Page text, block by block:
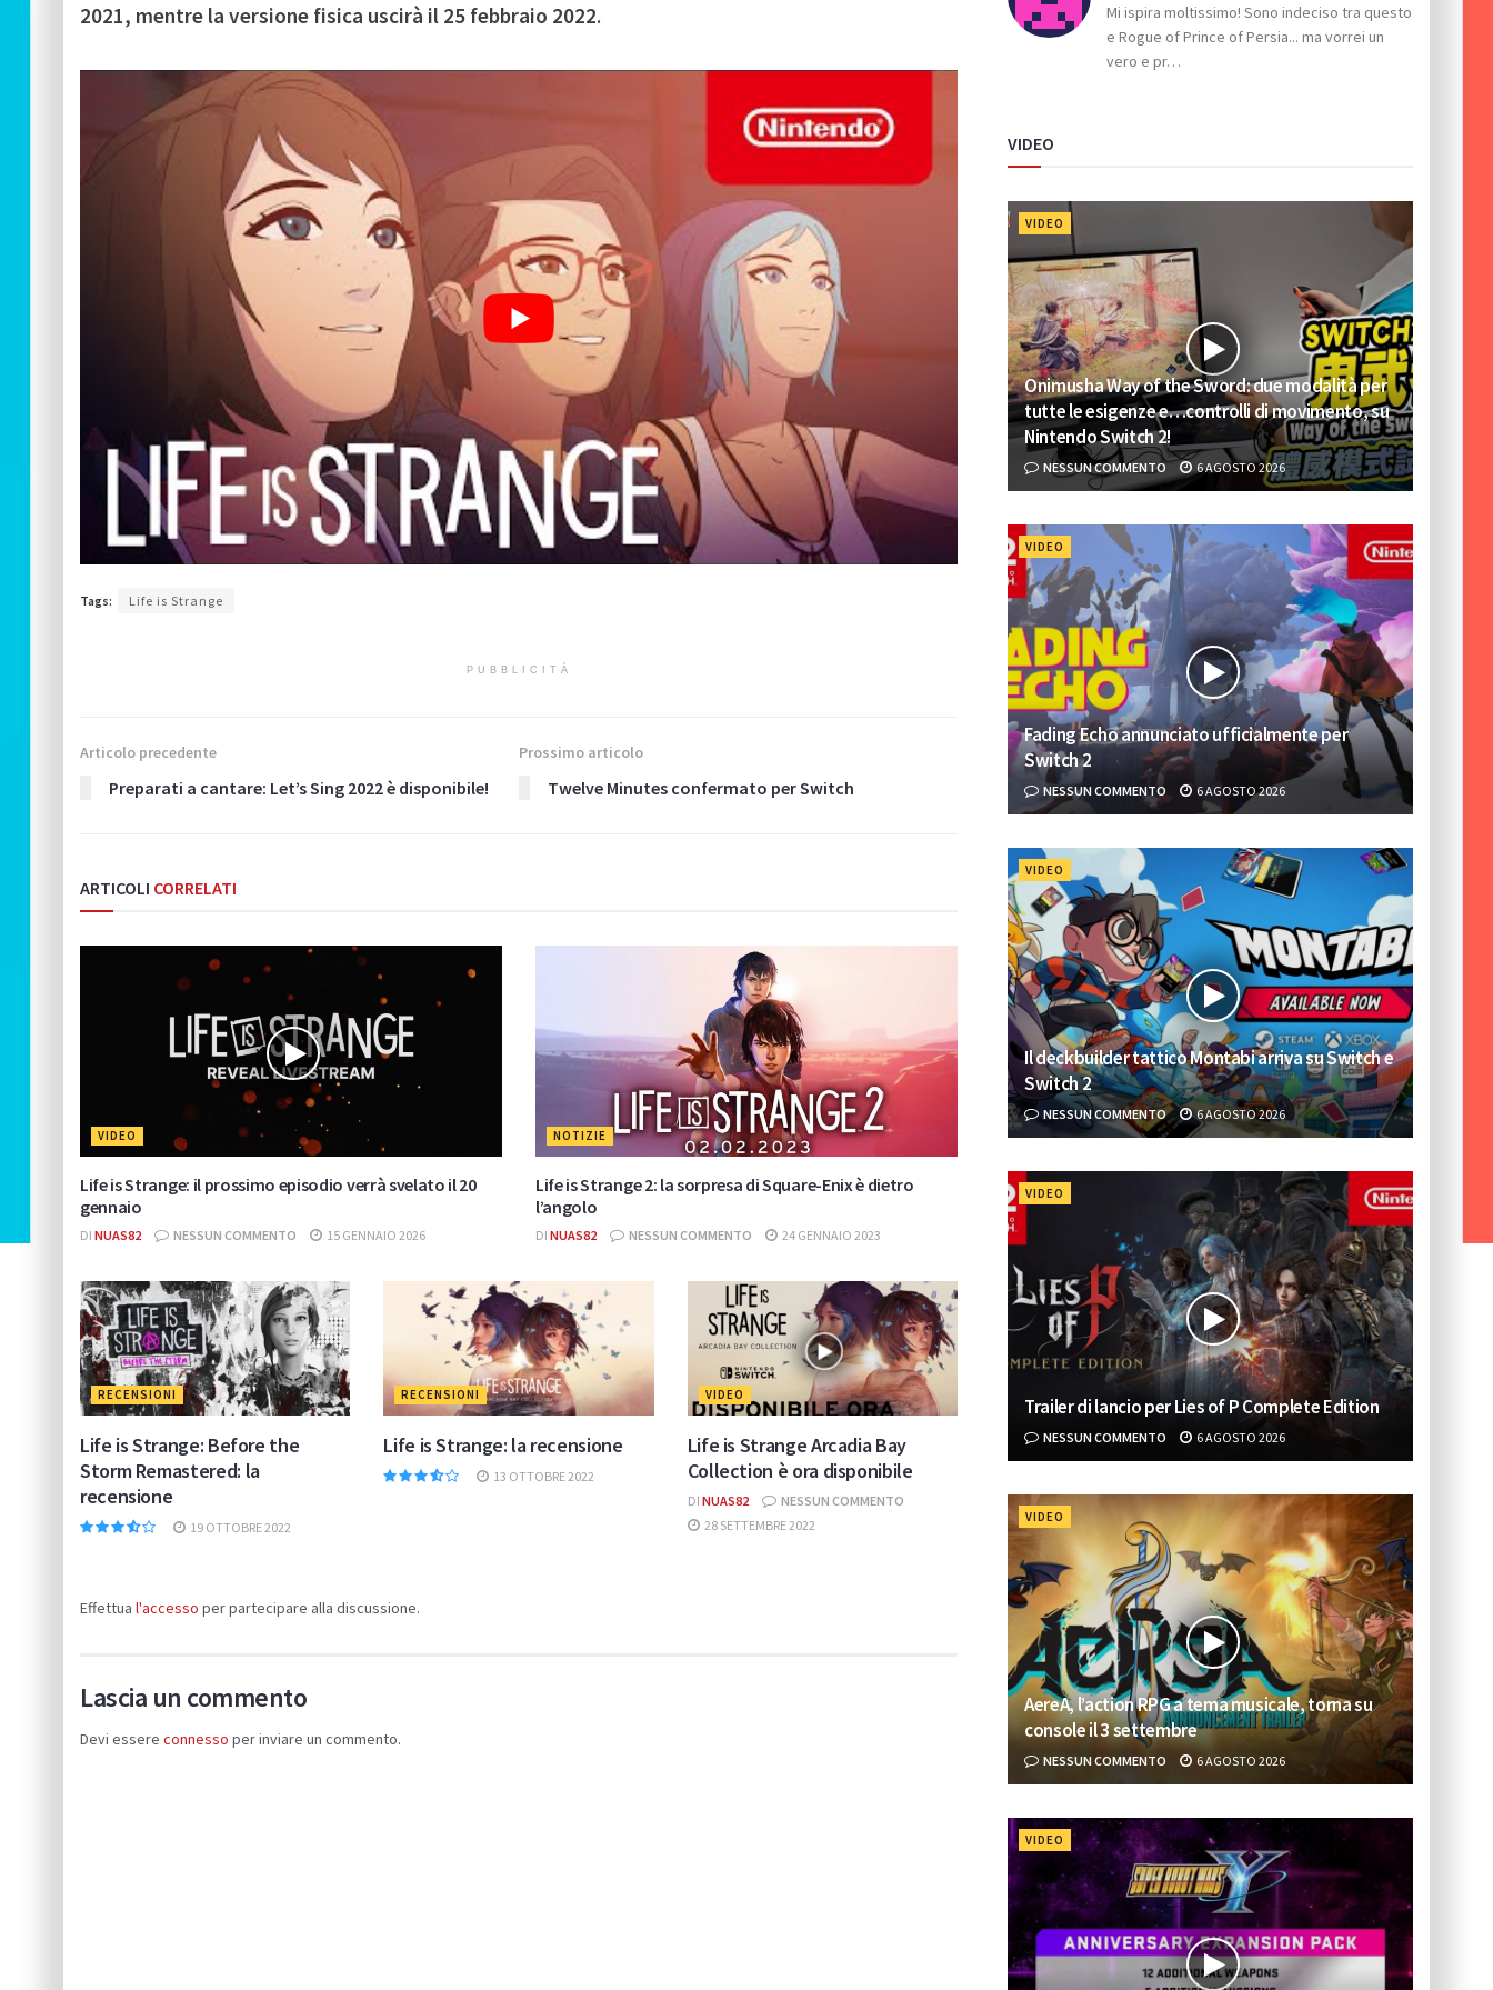
2021, mentre la versione fisica uscirà il 25 febbraio 2022.
Tags: Life is Strange
PUBBLICITÀ
Articolo precedente
Preparati a cantare: Let’s Sing 2022 è disponibile!
Prossimo articolo
Twelve Minutes confermato per Switch
ARTICOLI CORRELATI
VIDEO
Life is Strange: il prossimo episodio verrà svelato il 20
gennaio
DI NUAS82 NESSUN COMMENTO 15 GENNAIO 2026
NOTIZIE
Life is Strange 2: la sorpresa di Square-Enix è dietro
l’angolo
DI NUAS82 NESSUN COMMENTO 24 GENNAIO 2023
RECENSIONI
Life is Strange: Before the
Storm Remastered: la
recensione
19 OTTOBRE 2022
RECENSIONI
Life is Strange: la recensione
13 OTTOBRE 2022
VIDEO
Life is Strange Arcadia Bay
Collection è ora disponibile
DI NUAS82
NESSUN COMMENTO
28 SETTEMBRE 2022
Effettua l'accesso per partecipare alla discussione.
Lascia un commento
Devi essere connesso per inviare un commento.
Mi ispira moltissimo! Sono indeciso tra questo
e Rogue of Prince of Persia... ma vorrei un
vero e pr…
VIDEO
VIDEO
Onimusha Way of the Sword: due modalità per
tutte le esigenze e…controlli di movimento, su
Nintendo Switch 2!
NESSUN COMMENTO 6 AGOSTO 2026
VIDEO
Fading Echo annunciato ufficialmente per
Switch 2
NESSUN COMMENTO 6 AGOSTO 2026
VIDEO
Il deckbuilder tattico Montabi arriva su Switch e
Switch 2
NESSUN COMMENTO 6 AGOSTO 2026
VIDEO
Trailer di lancio per Lies of P Complete Edition
NESSUN COMMENTO 6 AGOSTO 2026
VIDEO
AereA, l’action RPG a tema musicale, torna su
console il 3 settembre
NESSUN COMMENTO 6 AGOSTO 2026
VIDEO